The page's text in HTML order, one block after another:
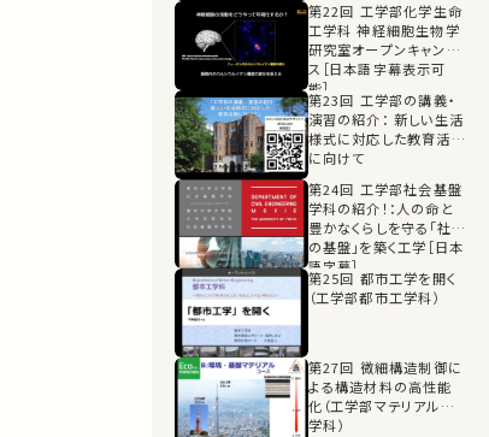
第22回 工学部化学生命
工学科 神経細胞生物学
研究室オープンキャンパ
ス［日本語字幕表示可
能］
第23回 工学部の講義・
演習の紹介： 新しい生活
様式に対応した教育活動
に向けて
第24回 工学部社会基盤
学科の紹介！：人の命と
豊かなくらしを守る「社会
の基盤」を築く工学［日本
語字幕］
第25回 都市工学を開く
（工学部都市工学科）
第27回 微細構造制御に
よる構造材料の高性能
化（工学部マテリアル工
学科）